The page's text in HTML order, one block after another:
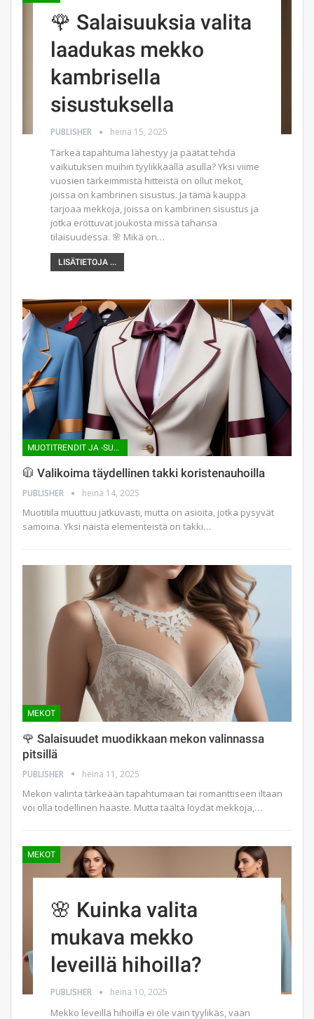
🌹 Salaisuuksia valita
laadukas mekko
kambrisella
sisustuksella
PUBLISHER heinä 15, 2025
Tärkeä tapahtuma lähestyy ja päätät tehdä
vaikutuksen muihin tyylikkäällä asulla? Yksi viime
vuosien tärkeimmistä hitteistä on ollut mekot,
joissa on kambrinen sisustus. Ja tämä kauppa
tarjoaa mekkoja, joissa on kambrinen sisustus ja
jotka erottuvat joukosta missä tahansa
tilaisuudessa. 🌸 Mikä on…
LISÄTIETOJA ...
MUOTITRENDIT JA -SUUNTAUKSET
🧥 Valikoima täydellinen takki koristenauhoilla
PUBLISHER heinä 14, 2025
Muotitila muuttuu jatkuvasti, mutta on asioita, jotka pysyvät
samoina. Yksi näistä elementeistä on takki…
MEKOT
🌹 Salaisuudet muodikkaan mekon valinnassa
pitsillä
PUBLISHER heinä 11, 2025
Mekon valinta tärkeään tapahtumaan tai romanttiseen iltaan
voi olla todellinen haaste. Mutta täältä löydät mekkoja,…
MEKOT
🌸 Kuinka valita
mukava mekko
leveillä hihoilla?
PUBLISHER heinä 10, 2025
Mekko leveillä hihoilla ei ole vain tyylikäs, vaan